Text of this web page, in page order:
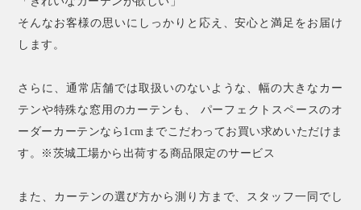
そんなお客様の思いにしっかりと応え、安心と満足をお届け
します。
さらに、通常店舗では取扱いのないような、幅の大きなカー
テンや特殊な窓用のカーテンも、 パーフェクトスペースのオ
ーダーカーテンなら1cmまでこだわってお買い求めいただけま
す。※茨城工場から出荷する商品限定のサービス
また、カーテンの選び方から測り方まで、スタッフ一同でし